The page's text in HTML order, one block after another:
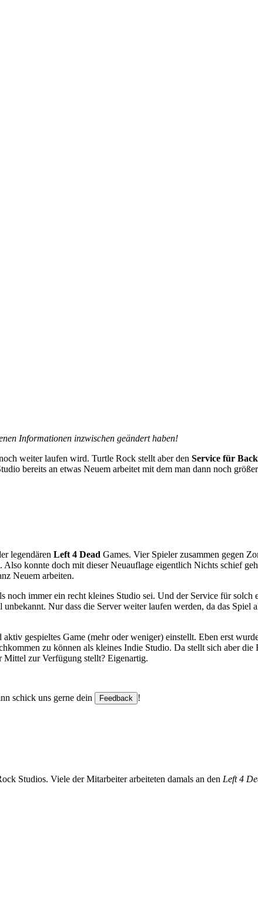
Informationen inzwischen geändert haben!
weiter laufen wird. Turtle Rock stellt aber den Service für
bereits an etwas Neuem arbeitet mit dem man dann noch
legendären Left 4 Dead Games. Vier Spieler zusammen gegen
konnte doch mit dieser Neuauflage eigentlich Nichts schief
Neuem arbeiten.
noch immer ein recht kleines Studio sei. Und der Service für solch
Nur dass die Server weiter laufen werden, da das
gespieltes Game (mehr oder weniger) einstellt. Eben erst
zu können als kleines Indie Studio. Da stellt sich aber
Mittel zur Verfügung stellt? Eigenartig.
schick uns gerne dein Feedback !
Studios. Viele der Mitarbeiter arbeiteten damals an den Left 4